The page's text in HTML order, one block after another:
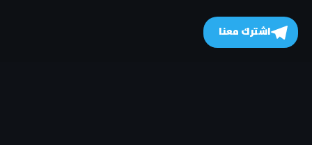
اشترك معنا